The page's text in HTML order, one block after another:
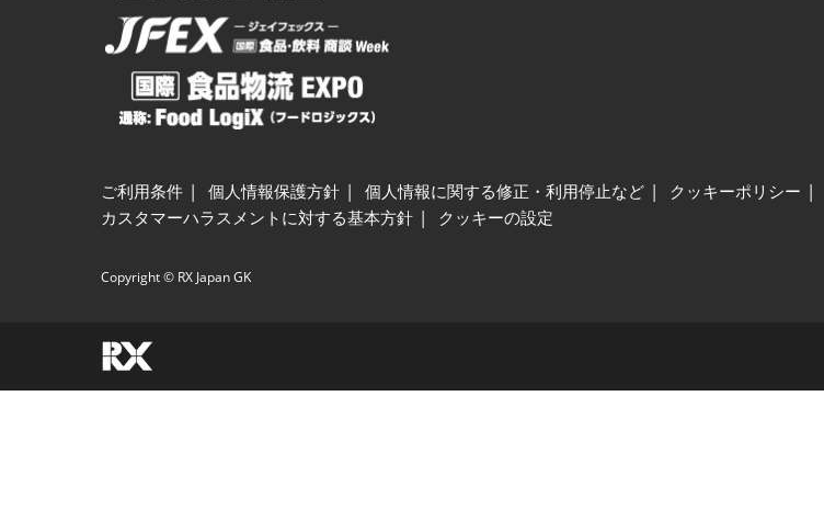
ご利用条件 個人情報保護方針 個人情報に関する修正・利用停止など クッキーポリシー
カスタマーハラスメントに対する基本方針
クッキーの設定
Copyright © RX Japan GK